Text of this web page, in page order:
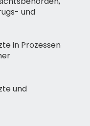
und
in Prozessen
und